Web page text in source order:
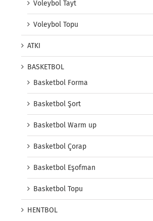
Voleybol Tayt
Voleybol Topu
ATKI
BASKETBOL
Basketbol Forma
Basketbol Şort
Basketbol Warm up
Basketbol Çorap
Basketbol Eşofman
Basketbol Topu
HENTBOL